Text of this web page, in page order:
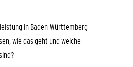
in Baden-Württemberg
wie das geht und welche